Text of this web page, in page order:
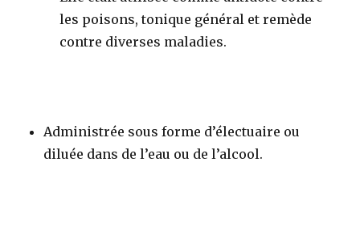
les poisons, tonique général et remède
contre diverses maladies.
Administrée sous forme d’électuaire ou
diluée dans de l’eau ou de l’alcool.